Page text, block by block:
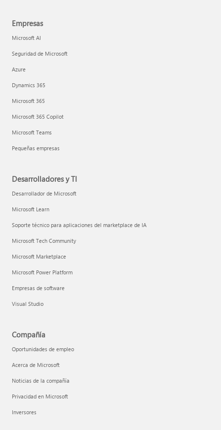
Empresas
Microsoft AI
Seguridad de Microsoft
Azure
Dynamics 365
Microsoft 365
Microsoft 365 Copilot
Microsoft Teams
Pequeñas empresas
Desarrolladores y TI
Desarrollador de Microsoft
Microsoft Learn
Soporte técnico para aplicaciones del marketplace de IA
Microsoft Tech Community
Microsoft Marketplace
Microsoft Power Platform
Empresas de software
Visual Studio
Compañía
Oportunidades de empleo
Acerca de Microsoft
Noticias de la compañía
Privacidad en Microsoft
Inversores